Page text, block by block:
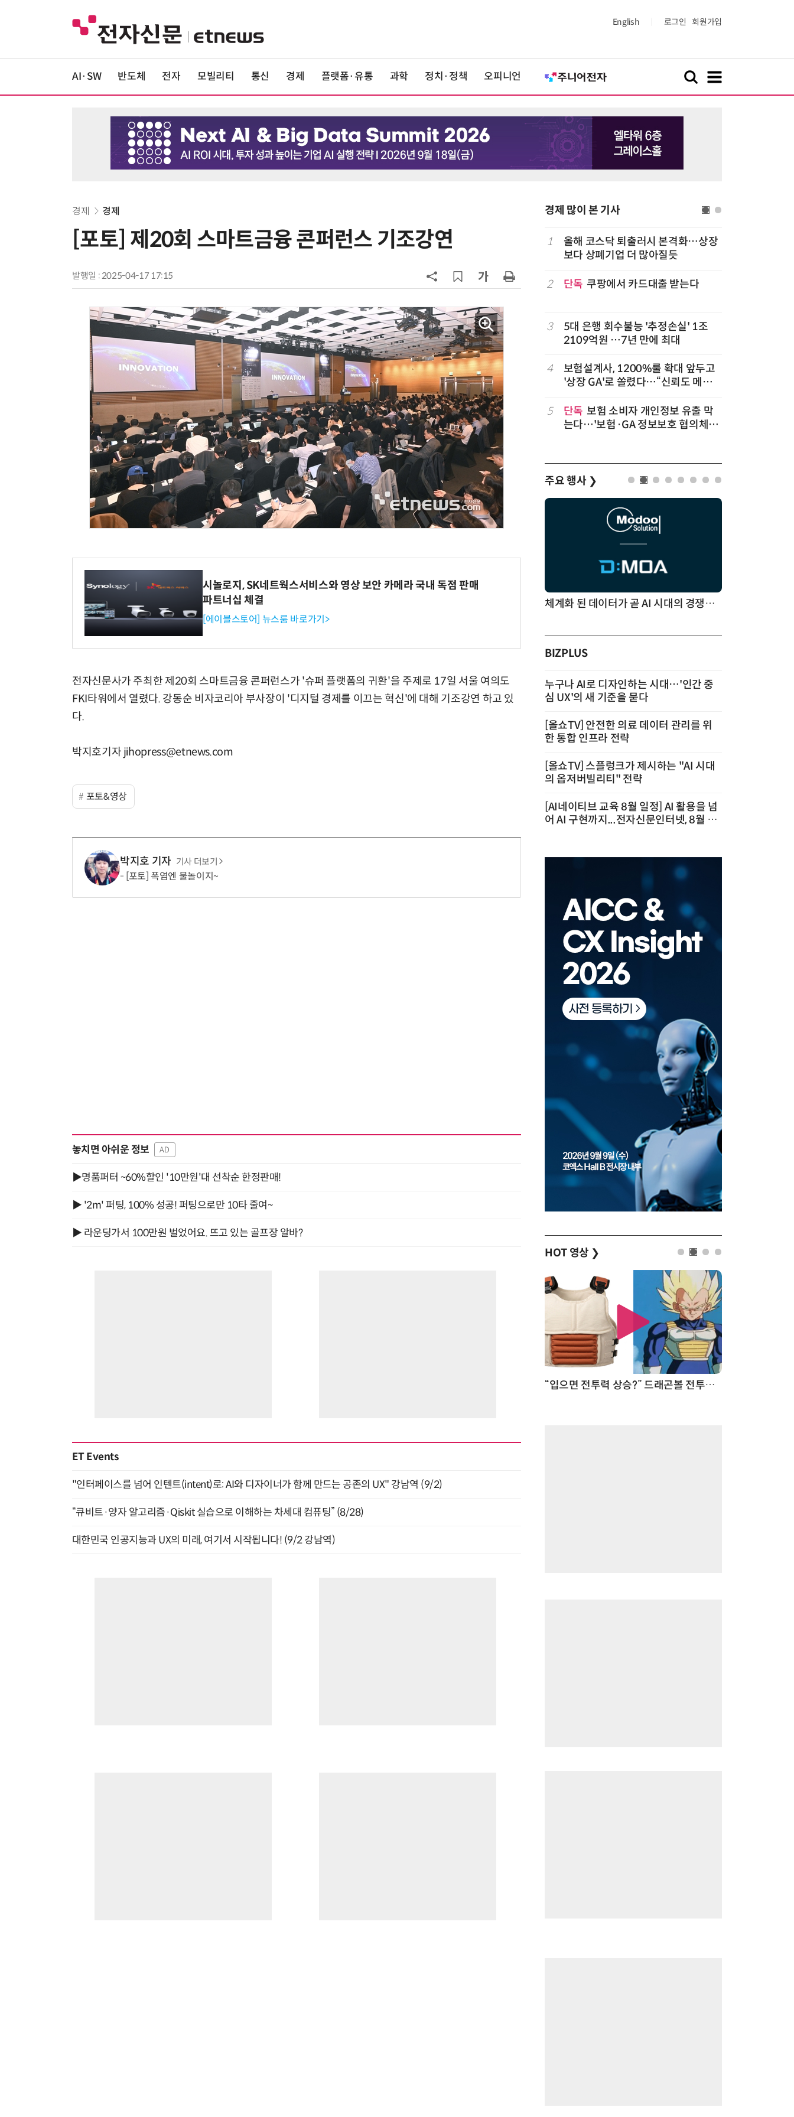
English 로그인 회원가입
AI·SW 반도체 전자 모빌리티 통신 경제 플랫폼·유통 과학 정치·정책 오피니언
경제 경제
[포토] 제20회 스마트금융 콘퍼런스 기조강연
발행일 : 2025-04-17 17:15
시놀로지, SK네트웍스서비스와 영상 보안 카메라 국내 독점 판매
파트너십 체결
[에이블스토어] 뉴스룸 바로가기>
전자신문사가 주최한 제20회 스마트금융 콘퍼런스가 '슈퍼 플랫폼의 귀환'을 주제로 17일 서울 여의도
FKI타워에서 열렸다. 강동순 비자코리아 부사장이 '디지털 경제를 이끄는 혁신'에 대해 기조강연 하고 있
다.
박지호기자 jihopress@etnews.com
포토&영상
박지호 기자 기사 더보기
[포토] 폭염엔 물놀이지~
놓치면 아쉬운 정보 AD
▶명품퍼터 ~60%할인 '10만원'대 선착순 한정판매!
▶ '2m' 퍼팅, 100% 성공! 퍼팅으로만 10타 줄여~
▶ 라운딩가서 100만원 벌었어요. 뜨고 있는 골프장 알바?
ET Events
"인터페이스를 넘어 인텐트(intent)로: AI와 디자이너가 함께 만드는 공존의 UX" 강남역 (9/2)
“큐비트·양자 알고리즘·Qiskit 실습으로 이해하는 차세대 컴퓨팅” (8/28)
대한민국 인공지능과 UX의 미래, 여기서 시작됩니다! (9/2 강남역)
경제 많이 본 기사
6
LG 엑사원, 中企 제조현장 '전파'…
'상업용 디스플레이 빌려쓴다' …LG
8
'게이밍위크' 삼성전자-LG전자 유럽
서 TV·모니터 '大戰'
9
“상장폐지 막아라”…중소 가전 기업,
주가 부양 '총력전'
10 코스피 급등에 매수 사이드카 발동
1
올해 코스닥 퇴출러시 본격화…상장
보다 상폐기업 더 많아질듯
2 단독 쿠팡에서 카드대출 받는다
3
5대 은행 회수불능 '추정손실' 1조
2109억원 …7년 만에 최대
4
보험설계사, 1200%룰 확대 앞두고
'상장 GA'로 쏠렸다…“신뢰도 메리
5
단독 보험 소비자 개인정보 유출 막
는다…'보험·GA 정보보호 협의체'
주요 행사 ❯
체계화 된 데이터가 곧 AI 시대의 경쟁력이다
BIZPLUS
누구나 AI로 디자인하는 시대…'인간 중
심 UX'의 새 기준을 묻다
[올쇼TV] 안전한 의료 데이터 관리를 위
한 통합 인프라 전략
[올쇼TV] 스플렁크가 제시하는 "AI 시대
의 옵저버빌리티" 전략
[AI네이티브 교육 8월 일정] AI 활용을 넘
어 AI 구현까지...전자신문인터넷, 8월 실
HOT 영상 ❯
“입으면 전투력 상승?” 드래곤볼 전투복 닮은 중량조끼